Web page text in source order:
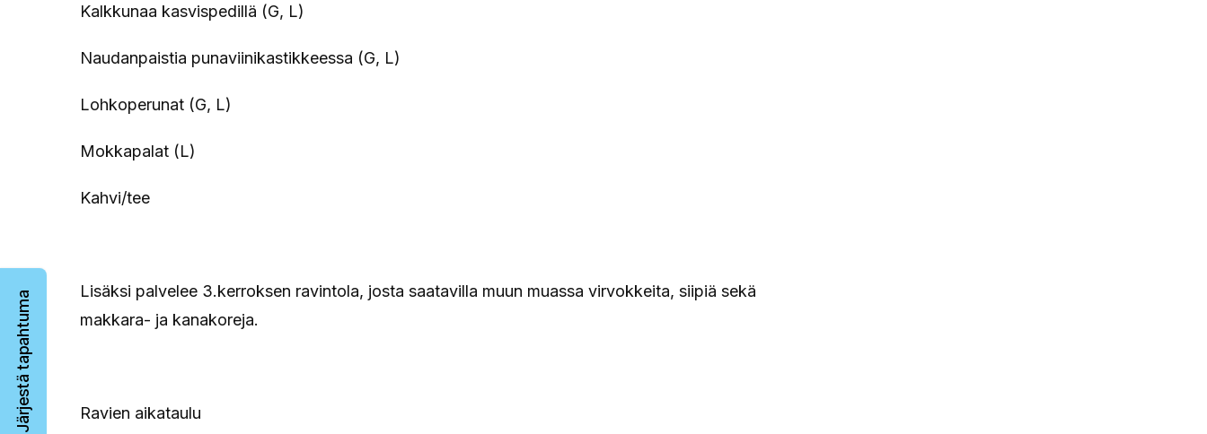
Kalkkunaa kasvispedillä (G, L)
Naudanpaistia punaviinikastikkeessa (G, L)
Lohkoperunat (G, L)
Mokkapalat (L)
Kahvi/tee
Lisäksi palvelee 3.kerroksen ravintola, josta saatavilla muun muassa virvokkeita, siipiä sekä
makkara- ja kanakoreja.
Ravien aikataulu
Järjestä tapahtuma